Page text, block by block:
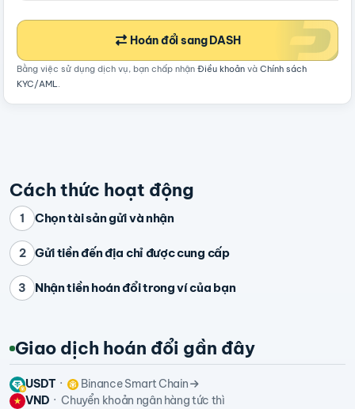
Hoán đổi sang DASH
Bằng việc sử dụng dịch vụ, bạn chấp nhận Điều khoản và Chính sách
KYC/AML.
Cách thức hoạt động
1 Chọn tài sản gửi và nhận
2 Gửi tiền đến địa chỉ được cung cấp
3 Nhận tiền hoán đổi trong ví của bạn
Giao dịch hoán đổi gần đây
USDT
Binance Smart Chain
VND
Chuyển khoản ngân hàng tức thì